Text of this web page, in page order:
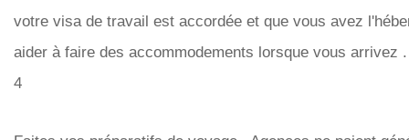
votre visa de travail est accordée et que vous avez
aider à faire des accommodements lorsque vous arrivez .
4